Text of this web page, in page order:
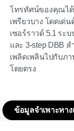
โทรทัศน์ของคุณได้
เพรียวบาง โดดเด่
เซอร์ราวด์ 5.1 ระ
และ 3-step DBB
เพลิดเพลินไปกับภ
โดยตรง
ข้อมูลจำเพาะทา